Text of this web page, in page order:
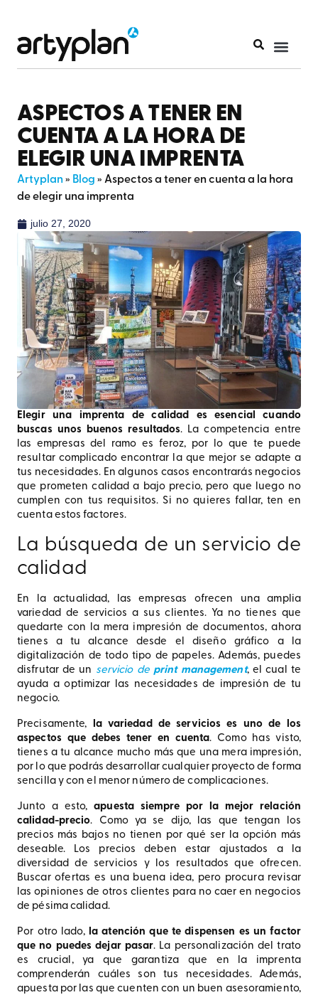
ASPECTOS A TENER EN
CUENTA A LA HORA DE
ELEGIR UNA IMPRENTA
Artyplan» Blog » Aspectos a tener en cuenta a la hora
de elegir una imprenta
julio 27, 2020
Elegir una imprenta de calidad es esencial cuando
buscas unos buenos resultados. La competencia entre
las empresas del ramo es feroz, por lo que te puede
resultar complicado encontrar la que mejor se adapte a
tus necesidades. En algunos casos encontrarás negocios
que prometen calidad a bajo precio, pero que luego no
cumplen con tus requisitos. Si no quieres fallar, ten en
cuenta estos factores.
La búsqueda de un servicio de
calidad
En la actualidad, las empresas ofrecen una amplia
variedad de servicios a sus clientes. Ya no tienes que
quedarte con la mera impresión de documentos, ahora
tienes a tu alcance desde el diseño gráfico a la
digitalización de todo tipo de papeles. Además, puedes
disfrutar de un servicio deprint management, el cual te
ayuda a optimizar las necesidades de impresión de tu
negocio.
Precisamente, la variedad de servicios es uno de los
aspectos que debes tener en cuenta. Como has visto,
tienes a tu alcance mucho más que una mera impresión,
por lo que podrás desarrollar cualquier proyecto de forma
sencilla y con el menor número de complicaciones.
Junto a esto,apuesta siempre por la mejor relación
calidad-precio. Como ya se dijo, las que tengan los
precios más bajos no tienen por qué ser la opción más
deseable. Los precios deben estar ajustados a la
diversidad de servicios y los resultados que ofrecen.
Buscar ofertas es una buena idea, pero procura revisar
las opiniones de otros clientes para no caer en negocios
de pésima calidad.
Por otro lado, la atención que te dispensen es un factor
que no puedes dejar pasar. La personalización del trato
es crucial, ya que garantiza que en la imprenta
comprenderán cuáles son tus necesidades. Además,
apuesta por las que cuenten con un buen asesoramiento,